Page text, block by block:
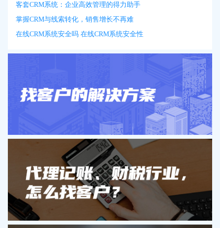
客套CRM系统：企业高效管理的得力助手
掌握CRM与线索转化，销售增长不再难
在线CRM系统安全吗 在线CRM系统安全性